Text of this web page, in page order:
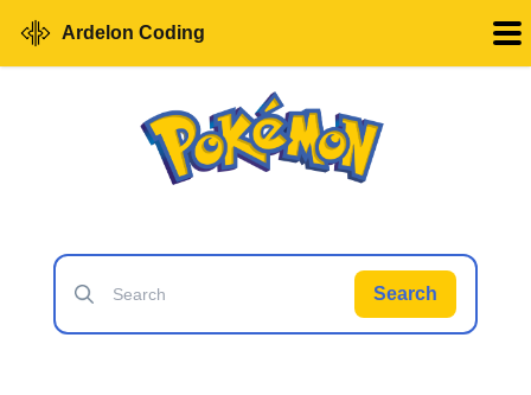
Ardelon Coding
Search